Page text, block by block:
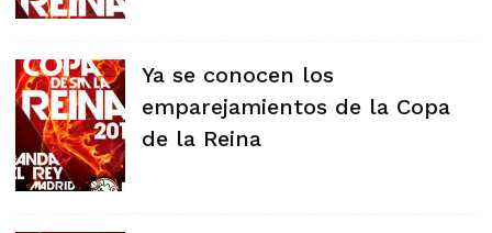
Ya se conocen los
emparejamientos de la Copa
de la Reina